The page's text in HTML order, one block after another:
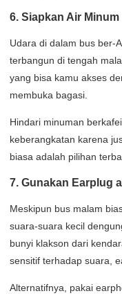
6. Siapkan Air Minum
Udara di dalam bus ber-
terbangun di tengah
yang bisa kamu akses
membuka bagasi.
Hindari minuman
keberangkatan karena
biasa adalah pilihan
7. Gunakan Earplug
Meskipun bus malam
suara-suara kecil
bunyi klakson dari
sensitif terhadap suara,
Alternatifnya, pakai